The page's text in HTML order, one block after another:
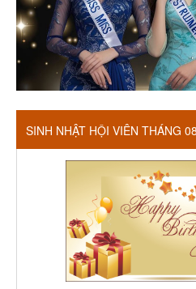
SINH NHẬT HỘI VIÊN THÁNG 08